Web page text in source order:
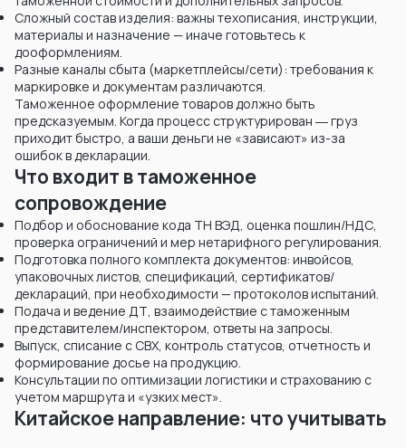
Сложный состав изделия: важны техописания, инструкции,
материалы и назначение — иначе готовьтесь к
дооформлениям.
Разные каналы сбыта (маркетплейсы/сети): требования к
маркировке и документам различаются.
Таможенное оформление товаров должно быть
предсказуемым. Когда процесс структурирован ― груз
приходит быстро, а ваши деньги не «зависают» из-за
ошибок в декларации.
Что входит в таможенное
сопровождение
Подбор и обоснование кода ТН ВЭД, оценка пошлин/НДС,
проверка ограничений и мер нетарифного регулирования.
Подготовка полного комплекта документов: инвойсов,
упаковочных листов, спецификаций, сертификатов/
деклараций, при необходимости — протоколов испытаний.
Подача и ведение ДТ, взаимодействие с таможенным
представителем/инспектором, ответы на запросы.
Выпуск, списание с СВХ, контроль статусов, отчетность и
формирование досье на продукцию.
Консультации по оптимизации логистики и страхованию с
учетом маршрута и «узких мест».
Китайское направление: что учитывать